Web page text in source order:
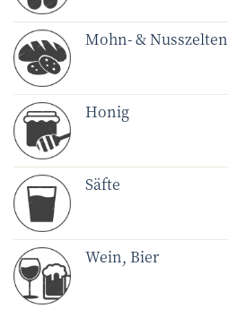
Mohn- & Nusszelten
Honig
Säfte
Wein, Bier